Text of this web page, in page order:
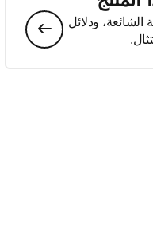
ودلائل